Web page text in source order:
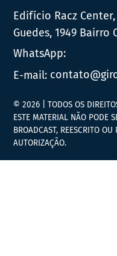
Edifício Racz
Guedes, 1949 Bairro
WhatsApp:
E-mail:
© 2026 | TODOS OS
ESTE MATERIAL NÃO PODE
BROADCAST, REESCRITO
AUTORIZAÇÃO.